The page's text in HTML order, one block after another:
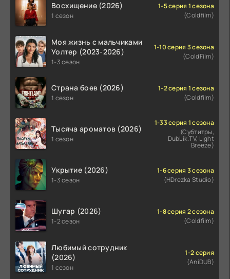
Восхищение (2026)
1 сезон
1-5 серия 1 сезона
(Coldfilm)
Моя жизнь с мальчиками
Уолтер (2023-2026)
1-3 сезон
1-10 серия 3 сезона
(ColdFilm)
Страна боев (2026)
1 сезон
1-2 серия 1 сезона
(Coldfilm)
Тысяча ароматов (2026)
1 сезон
1-33 серия 1 сезона
(Субтитры,
DubLik.TV, Light
Breeze)
Укрытие (2026)
1-3 сезон
1-6 серия 3 сезона
(HDrezka Studio)
Шугар (2026)
1-2 сезон
1-8 серия 2 сезона
(Coldfilm)
Любимый сотрудник
(2026)
1 сезон
1-2 серия
(AniDUB)